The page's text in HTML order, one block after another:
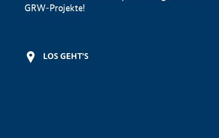
GRW-Projekte!
LOS GEHT'S